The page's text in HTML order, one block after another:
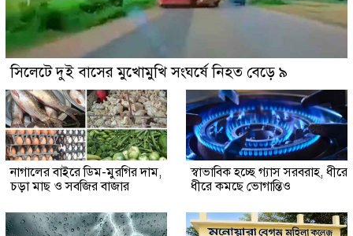
সিলেটে দুই বাসের মুখোমুখি সংঘর্ষে নিহত বেড়ে ৯
নাগালের বাইরে ডিম-মুরগির দাম,
চড়া মাছ ও সবজির বাজার
স্বাভাবিক হচ্ছে গ্যাস সরবরাহ, ধীরে
ধীরে কমছে ভোগান্তিও